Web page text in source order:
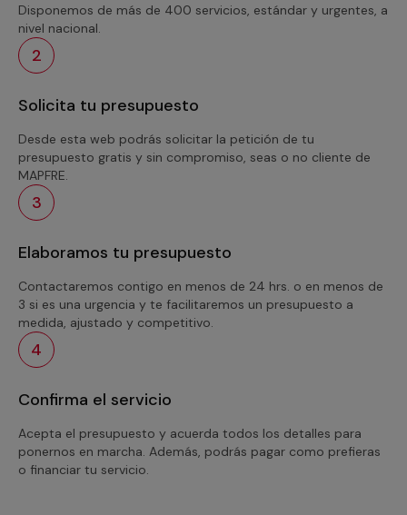
Disponemos de más de 400 servicios, estándar y urgentes, a
nivel nacional.
2
Solicita tu presupuesto
Desde esta web podrás solicitar la petición de tu
presupuesto gratis y sin compromiso, seas o no cliente de
MAPFRE.
3
Elaboramos tu presupuesto
Contactaremos contigo en menos de 24 hrs. o en menos de
3 si es una urgencia y te facilitaremos un presupuesto a
medida, ajustado y competitivo.
4
Confirma el servicio
Acepta el presupuesto y acuerda todos los detalles para
ponernos en marcha. Además, podrás pagar como prefieras
o financiar tu servicio.